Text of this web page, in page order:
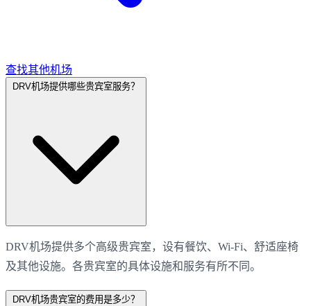
查找其他机场
DRV机场提供哪些贵宾室服务？
DRV机场提供多个高级贵宾室，设有餐饮、Wi-Fi、舒适座椅
及其他设施。各贵宾室的具体设施和服务有所不同。
DRV机场贵宾室的费用是多少？